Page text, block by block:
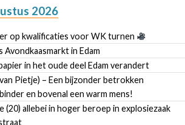
2026
op kwalificaties voor WK turnen
in Edam
in het oude deel Edam verandert
Pietje) – Een bijzonder betrokken
en bovenal een warm mens!
(20) allebei in hoger beroep in explosiezaak